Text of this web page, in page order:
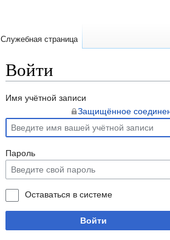
Войти
Перейти
навигации
Перейти
поиску
Имя учётной записи
Защищённое
Пароль
Оставаться в системе
Войти
Служебная страница